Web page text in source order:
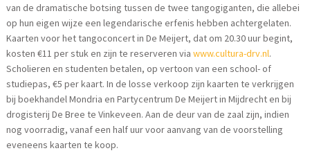
van de dramatische botsing tussen de twee tangogiganten, die allebei
op hun eigen wijze een legendarische erfenis hebben achtergelaten.
Kaarten voor het tangoconcert in De Meijert, dat om 20.30 uur begint,
kosten €11 per stuk en zijn te reserveren viawww.cultura-drv.nl.
Scholieren en studenten betalen, op vertoon van een school- of
studiepas, €5 per kaart. In de losse verkoop zijn kaarten te verkrijgen
bij boekhandel Mondria en Partycentrum De Meijert in Mijdrecht en bij
drogisterij De Bree te Vinkeveen. Aan de deur van de zaal zijn, indien
nog voorradig, vanaf een half uur voor aanvang van de voorstelling
eveneens kaarten te koop.